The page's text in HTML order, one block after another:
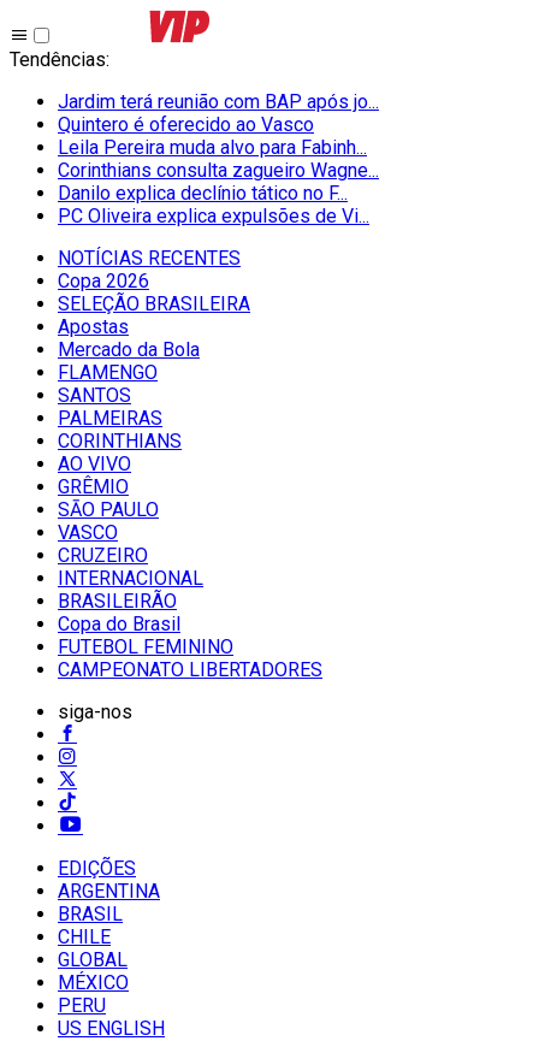
Tendências:
Jardim terá reunião com BAP após jo...
Quintero é oferecido ao Vasco
Leila Pereira muda alvo para Fabinh...
Corinthians consulta zagueiro Wagne...
Danilo explica declínio tático no F...
PC Oliveira explica expulsões de Vi...
NOTÍCIAS RECENTES
Copa 2026
SELEÇÃO BRASILEIRA
Apostas
Mercado da Bola
FLAMENGO
SANTOS
PALMEIRAS
CORINTHIANS
AO VIVO
GRÊMIO
SĀO PAULO
VASCO
CRUZEIRO
INTERNACIONAL
BRASILEIRÃO
Copa do Brasil
FUTEBOL FEMININO
CAMPEONATO LIBERTADORES
siga-nos
EDIÇÕES
ARGENTINA
BRASIL
CHILE
GLOBAL
MÉXICO
PERU
US ENGLISH